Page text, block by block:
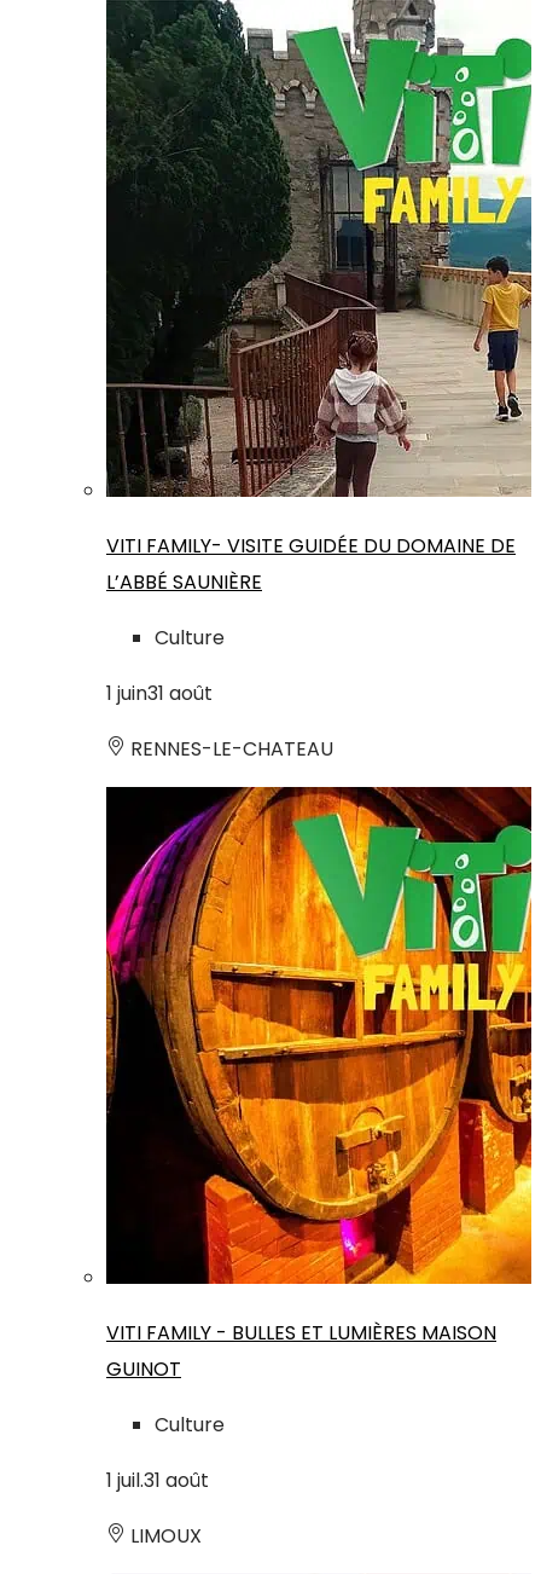
VITI FAMILY- VISITE GUIDÉE DU DOMAINE DE
L’ABBÉ SAUNIÈRE
Culture
1 juin31 août
RENNES-LE-CHATEAU
VITI FAMILY - BULLES ET LUMIÈRES MAISON
GUINOT
Culture
1 juil.31 août
LIMOUX